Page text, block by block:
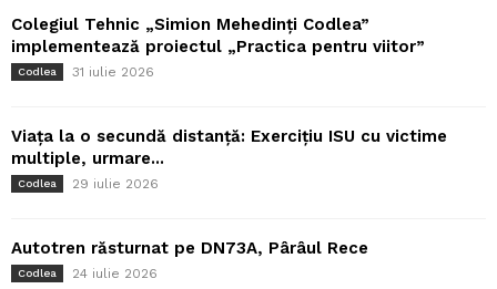
Colegiul Tehnic „Simion Mehedinți Codlea”
implementează proiectul „Practica pentru viitor”
Codlea 31 iulie 2026
Viața la o secundă distanță: Exercițiu ISU cu victime
multiple, urmare...
Codlea 29 iulie 2026
Autotren răsturnat pe DN73A, Pârâul Rece
Codlea 24 iulie 2026